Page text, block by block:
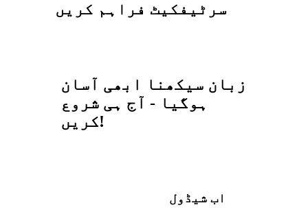
سرٹیفکیٹ فراہم کریں
زبان سیکھنا ابھی آسان
ہوگیا - آج ہی شروع
کریں!
اب شیڈول